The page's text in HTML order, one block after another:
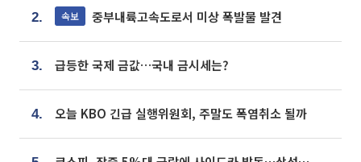
2. 속보 중부내륙고속도로서 미상 폭발물 발견
3. 급등한 국제 금값…국내 금시세는?
4. 오늘 KBO 긴급 실행위원회, 주말도 폭염취소 될까